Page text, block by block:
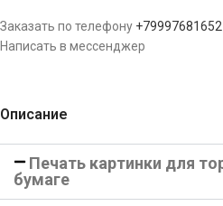
Заказать по телефону +79997681652
Написать в мессенджер
Описание
Печать картинки для
бумаге